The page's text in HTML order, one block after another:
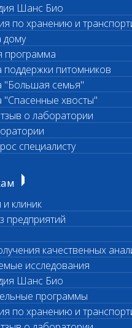
Шанс Био
по хранению и
дому
программа
питомников
"Большая семья"
хвосты"
о лаборатории
специалисту
клиник
предприятий
качественных
исследования
Шанс Био
программы
по хранению и
исследования